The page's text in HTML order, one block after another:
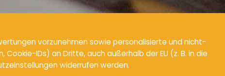
vorzunehmen sowie personalisierte und nicht-
IDs) an Dritte, auch außerhalb der EU (z. B. in die
widerrufen werden.